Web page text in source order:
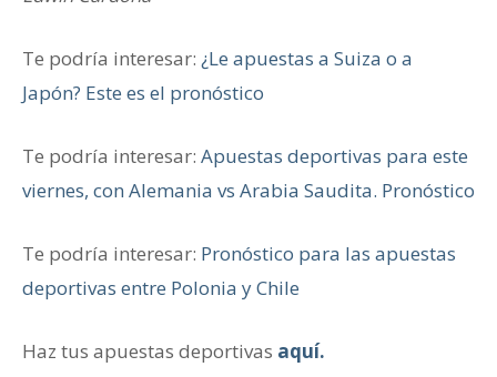
Te podría interesar: ¿Le apuestas a Suiza o a
Japón? Este es el pronóstico
Te podría interesar: Apuestas deportivas para este
viernes, con Alemania vs Arabia Saudita. Pronóstico
Te podría interesar: Pronóstico para las apuestas
deportivas entre Polonia y Chile
Haz tus apuestas deportivas aquí.